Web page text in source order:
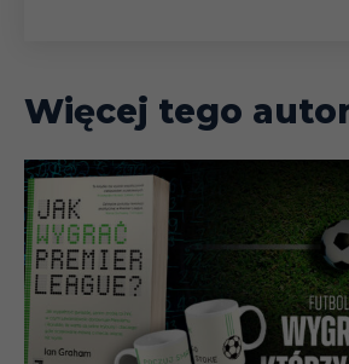
Więcej tego